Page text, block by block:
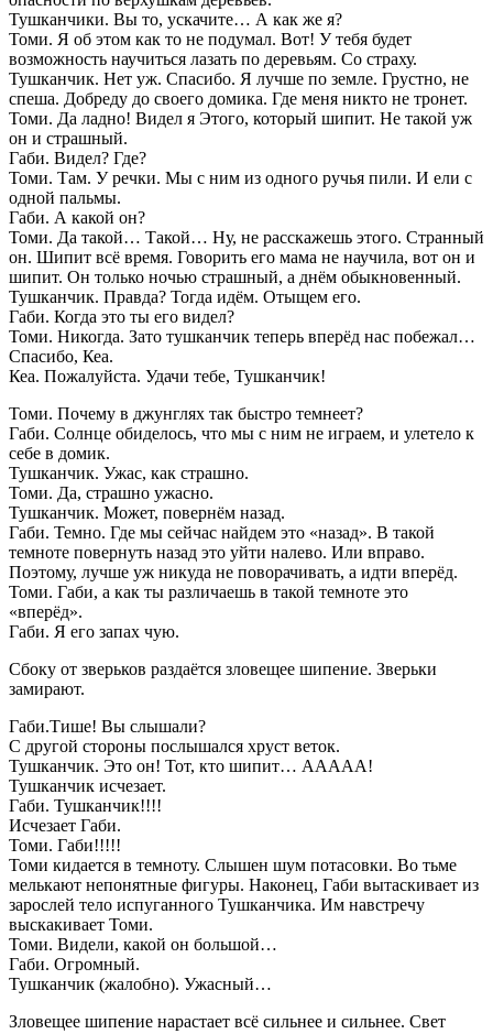
Тушканчики. Вы то, ускачите… А как же я?
Томи. Я об этом как то не подумал. Вот! У тебя будет
возможность научиться лазать по деревьям. Со страху.
Тушканчик. Нет уж. Спасибо. Я лучше по земле. Грустно, не
спеша. Добреду до своего домика. Где меня никто не тронет.
Томи. Да ладно! Видел я Этого, который шипит. Не такой уж
он и страшный.
Габи. Видел? Где?
Томи. Там. У речки. Мы с ним из одного ручья пили. И ели с
одной пальмы.
Габи. А какой он?
Томи. Да такой… Такой… Ну, не расскажешь этого. Странный
он. Шипит всё время. Говорить его мама не научила, вот он и
шипит. Он только ночью страшный, а днём обыкновенный.
Тушканчик. Правда? Тогда идём. Отыщем его.
Габи. Когда это ты его видел?
Томи. Никогда. Зато тушканчик теперь вперёд нас побежал…
Спасибо, Кеа.
Кеа. Пожалуйста. Удачи тебе, Тушканчик!
Томи. Почему в джунглях так быстро темнеет?
Габи. Солнце обиделось, что мы с ним не играем, и улетело к
себе в домик.
Тушканчик. Ужас, как страшно.
Томи. Да, страшно ужасно.
Тушканчик. Может, повернём назад.
Габи. Темно. Где мы сейчас найдем это «назад». В такой
темноте повернуть назад это уйти налево. Или вправо.
Поэтому, лучше уж никуда не поворачивать, а идти вперёд.
Томи. Габи, а как ты различаешь в такой темноте это
«вперёд».
Габи. Я его запах чую.
Сбоку от зверьков раздаётся зловещее шипение. Зверьки
замирают.
Габи.Тише! Вы слышали?
С другой стороны послышался хруст веток.
Тушканчик. Это он! Тот, кто шипит… ААААА!
Тушканчик исчезает.
Габи. Тушканчик!!!!
Исчезает Габи.
Томи. Габи!!!!!
Томи кидается в темноту. Слышен шум потасовки. Во тьме
мелькают непонятные фигуры. Наконец, Габи вытаскивает из
зарослей тело испуганного Тушканчика. Им навстречу
выскакивает Томи.
Томи. Видели, какой он большой…
Габи. Огромный.
Тушканчик (жалобно). Ужасный…
Зловещее шипение нарастает всё сильнее и сильнее. Свет